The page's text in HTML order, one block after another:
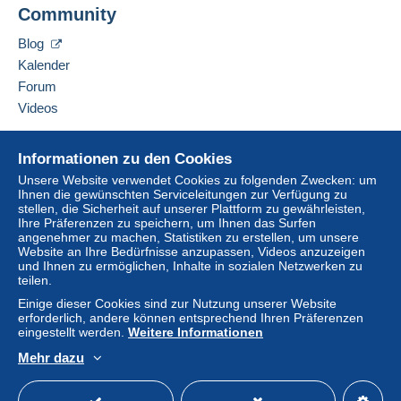
Der Käufer nutzt die von Delcampe auf der Seite
"Meine Käufe: Zu zahlen
Zahlungsmethoden.
Eine Zahlung, die nicht über
integrierte Zahlungssystem erfolgt
Käufers nach sich ziehen.
Sollten die Verkaufsbedingungen des Verkäufers
Klauseln enthalten, die sich auf die Zahlung
beziehen, sind diese Klauseln als nichtig zu
betrachten. Es gelten ausschließlich die
Zahlungsbedingungen der Delcampe-Website, wie
Käufe müssen, nachdem der Verkäufer die
Endabrechnung geschickt hat, innerhalb von
Tagen
Garantie:
Widerrufsrecht
Rücksendekosten gehen zu
PHILATELIE VAT
6 BIS RUE DE CHATEAUDUN
75009
Diesen Verkäufer zu meiner schwarzen Liste
Informationen zu den Cookies
Unsere Website verwendet Cookies zu folgenden Zwecken: um
Ihnen die gewünschten Serviceleitungen zur Verfügung zu
stellen, die Sicherheit auf unserer Plattform zu gewährleisten,
Ihre Präferenzen zu speichern, um Ihnen das Surfen
angenehmer zu machen, Statistiken zu erstellen, um unsere
Website an Ihre Bedürfnisse anzupassen, Videos anzuzeigen
und Ihnen zu ermöglichen, Inhalte in sozialen Netzwerken zu
teilen.
Einige dieser Cookies sind zur Nutzung unserer Website
erforderlich, andere können entsprechend Ihren Präferenzen
eingestellt werden. Weitere Informationen
Mehr dazu
Community
Blog
Kalender
Forum
Videos
Online-Hilfe
Auf Delcampe kaufen
Auf Delcampe verkaufen
Eine sichere Website